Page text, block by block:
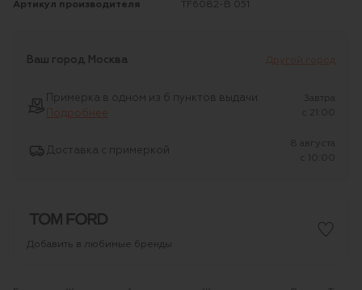
Артикул производителя TF6082-B 051
Ваш город Москва Другой город
Примерка в одном из 6 пунктов выдачи
Подробнее
Завтра
c 21:00
Доставка с примеркой
8 августа
c 10:00
Добавить в любимые бренды